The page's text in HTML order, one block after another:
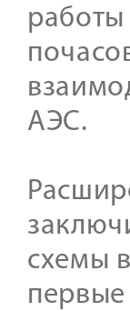
АЭС.
схемы
первые